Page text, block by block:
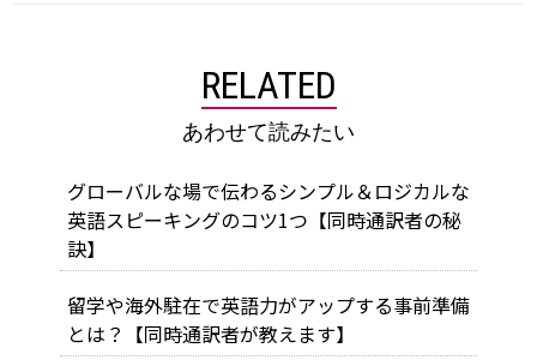
RELATED
あわせて読みたい
グローバルな場で伝わるシンプル＆ロジカルな
英語スピーキングのコツ1つ【同時通訳者の秘
訣】
留学や海外駐在で英語力がアップする事前準備
とは？【同時通訳者が教えます】